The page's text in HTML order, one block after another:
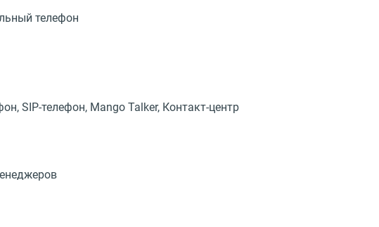
телефон
SIP-телефон, Mango Talker, Контакт-центр